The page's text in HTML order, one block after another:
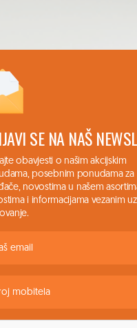
SE NA NAŠ
obavjesti o našim akcijskim
posebnim ponudama za
novostima u našem
i informacijama vezanim